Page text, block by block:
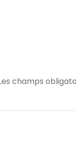
champs